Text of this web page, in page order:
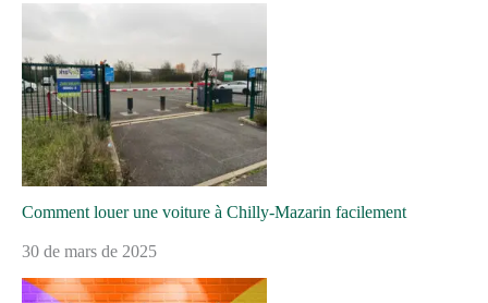
Comment louer une voiture à Chilly-Mazarin facilement
30 de mars de 2025